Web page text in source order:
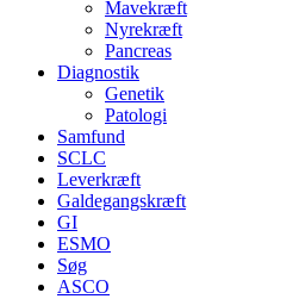
Mavekræft
Nyrekræft
Pancreas
Diagnostik
Genetik
Patologi
Samfund
SCLC
Leverkræft
Galdegangskræft
GI
ESMO
Søg
ASCO